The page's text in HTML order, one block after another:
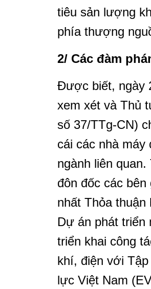
tiêu sản lượng
phía thượng
2/ Các đàm
Được biết, ngày
xem xét và Thủ
số 37/TTg-CN)
cái các nhà
ngành liên
đôn đốc các
nhất Thỏa
Dự án phát triển
triển khai công
khí, điện với
lực Việt Nam